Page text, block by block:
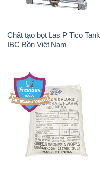
Chất tạo bọt Las P Tico Tank
IBC Bồn Việt Nam